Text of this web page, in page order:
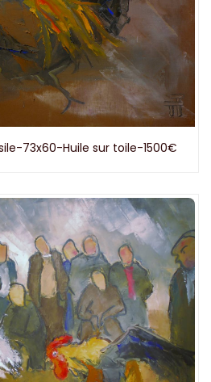
73x60-Huile sur toile-1500€